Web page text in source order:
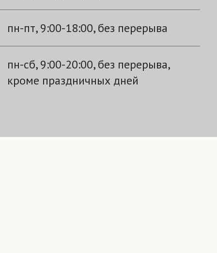
пн-пт, 9:00-18:00, без перерыва
пн-сб, 9:00-20:00, без перерыва,
кроме праздничных дней